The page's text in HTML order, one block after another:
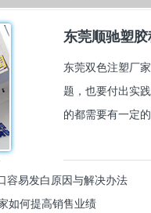
东莞顺驰塑
东莞双色注塑厂
题，也要付出实
的都需要有一定
容易发白原因与解决办法
如何提高销售业绩